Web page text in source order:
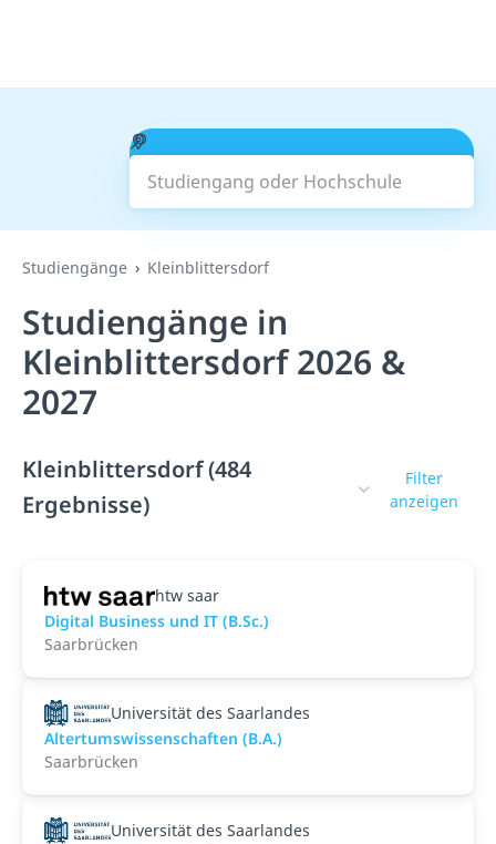
Studiengang oder Hochschule
Suchen
Studiengänge Kleinblittersdorf
Studiengänge in
Kleinblittersdorf 2026 &
2027
Kleinblittersdorf (484
Ergebnisse)
Filter
anzeigen
htw saar
Digital Business und IT (B.Sc.)
Saarbrücken
Universität des Saarlandes
Altertumswissenschaften (B.A.)
Saarbrücken
Universität des Saarlandes